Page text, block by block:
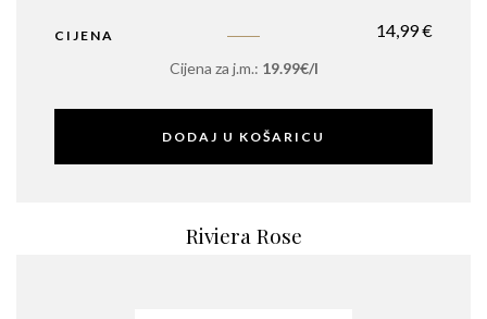
CIJENA 14,99€
Cijena za j.m.: 19.99€/l
DODAJ U KOŠARICU
Riviera Rose